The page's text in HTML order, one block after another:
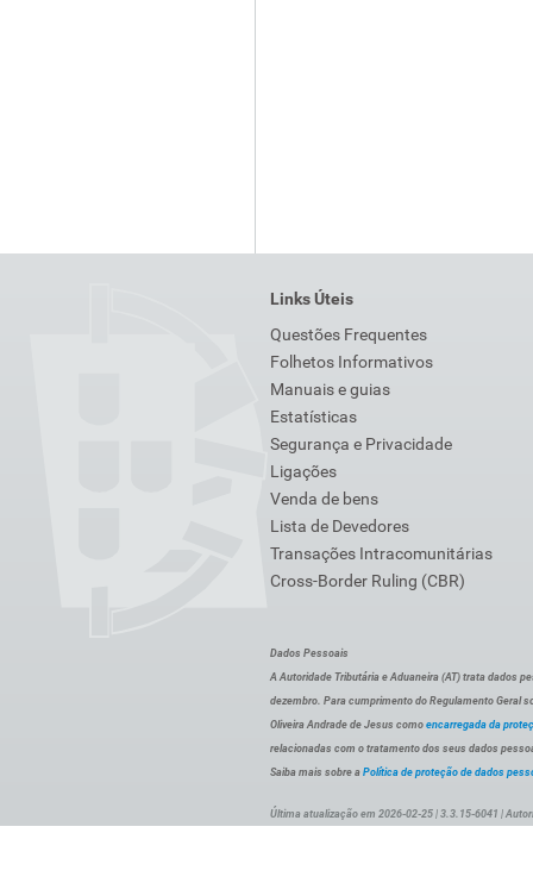
Links Úteis
Questões Frequentes
Folhetos Informativos
Manuais e guias
Estatísticas
Segurança e Privacidade
Ligações
Venda de bens
Lista de Devedores
Transações Intracomunitárias
Cross-Border Ruling (CBR)
Dados Pessoais
A Autoridade Tributária e Aduaneira (AT) trata dados
dezembro. Para cumprimento do Regulamento Geral
Oliveira Andrade de Jesus como encarregada da
relacionadas com o tratamento dos seus dados
Saiba mais sobre a Política de proteção de dados
Última atualização em 2026-02-25 | 3.3.15-6041 |